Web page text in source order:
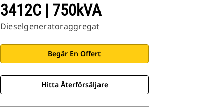
3412C | 750kVA
Dieselgeneratoraggregat
Begär En Offert
Hitta Återförsäljare